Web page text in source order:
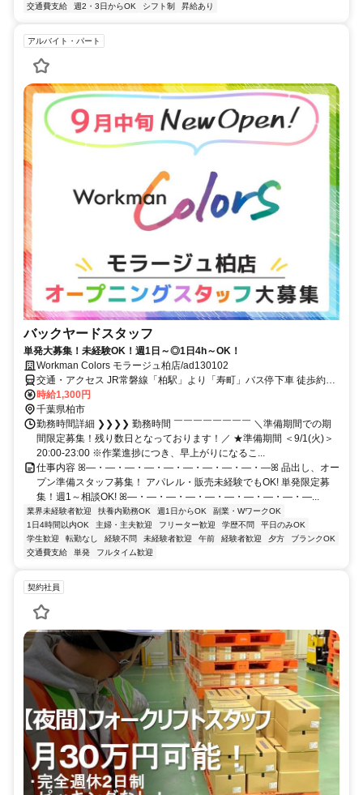
交通費支給 週2・3日からOK シフト制 昇給あり
アルバイト・パート
バックヤードスタッフ
単発大募集！未経験OK！週1日～◎1日4h～OK！
Workman Colors モラージュ柏店/ad130102
交通・アクセス JR常磐線「柏駅」より「寿町」バス停下車 徒歩約12
分
時給1,300円
千葉県柏市
勤務時間詳細 ❯❯❯❯ 勤務時間 ￣￣￣￣￣￣￣￣ ＼準備期間での期
間限定募集！残り数日となっております！／ ★準備期間 ＜9/1(火)＞
20:00-23:00 ※作業進捗につき、早上がりになるこ...
仕事内容 ꕤ―・―・―・―・―・―・―・―・―・―ꕤ 品出し、オー
プン準備スタッフ募集！ アパレル・販売未経験でもOK! 単発限定募
集！週1～相談OK! ꕤ―・―・―・―・―・―・―・―・―・―...
業界未経験者歓迎 扶養内勤務OK 週1日からOK
副業・WワークOK
1日4時間以内OK
主婦・主夫歓迎 フリーター歓迎 学歴不問
平日のみOK
学生歓迎
転勤なし 経験不問 未経験者歓迎 午前 経験者歓迎 夕方
ブランクOK
交通費支給
単発 フルタイム歓迎
契約社員